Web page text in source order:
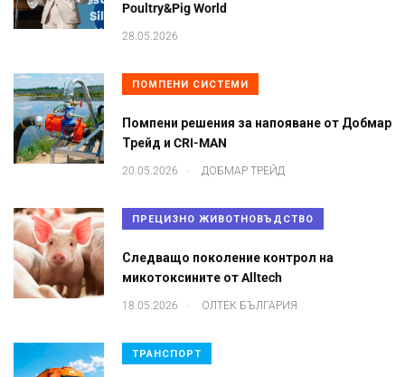
Poultry&Pig World
28.05.2026
ПОМПЕНИ СИСТЕМИ
Помпени решения за напояване от Добмар
Трейд и CRI-MAN
20.05.2026 . ДОБМАР ТРЕЙД
ПРЕЦИЗНО ЖИВОТНОВЪДСТВО
Следващо поколение контрол на
микотоксините от Alltech
18.05.2026 . ОЛТЕК БЪЛГАРИЯ
ТРАНСПОРТ